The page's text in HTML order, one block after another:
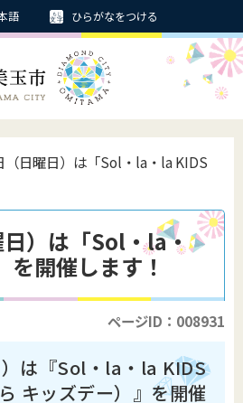
語 ひらがなをつける
（日曜日）は「Sol・la・la KIDS
）は「Sol・la・
を開催します！
ページID：008931
は『Sol・la・la KIDS
キッズデー）』を開催